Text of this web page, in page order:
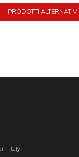
PRODOTTI ALTERNATIVI
– Italy